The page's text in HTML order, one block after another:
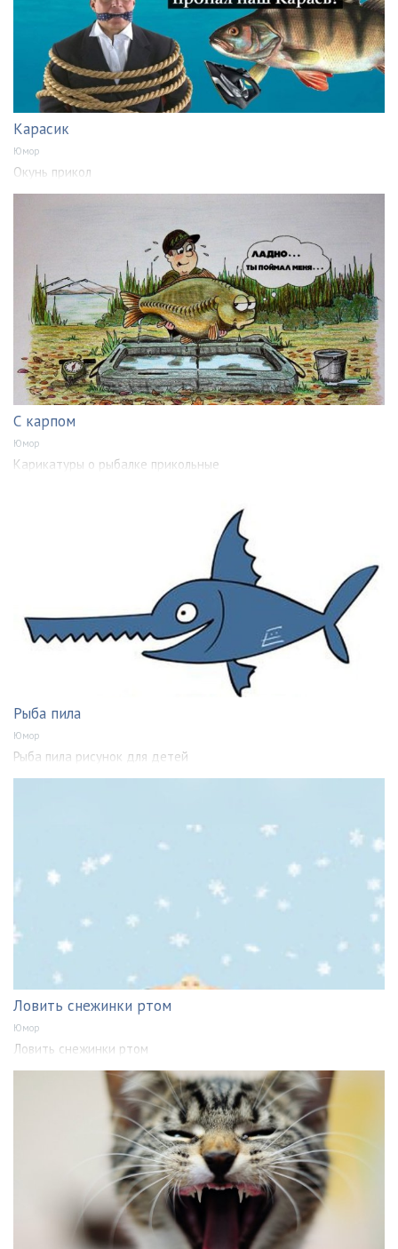
Карасик
Юмор
Окунь прикол
С карпом
Юмор
Карикатуры о рыбалке прикольные
Рыба пила
Юмор
Рыба пила рисунок для детей
Ловить снежинки ртом
Юмор
Ловить снежинки ртом